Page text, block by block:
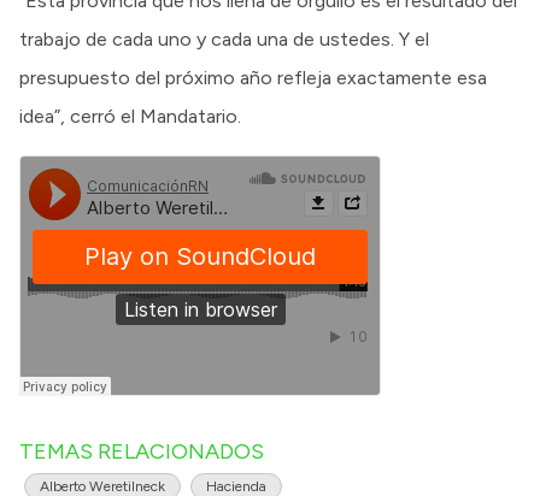
trabajo de cada uno y cada una de ustedes. Y el
presupuesto del próximo año refleja exactamente esa
idea”, cerró el Mandatario.
TEMAS RELACIONADOS
Alberto Weretilneck Hacienda